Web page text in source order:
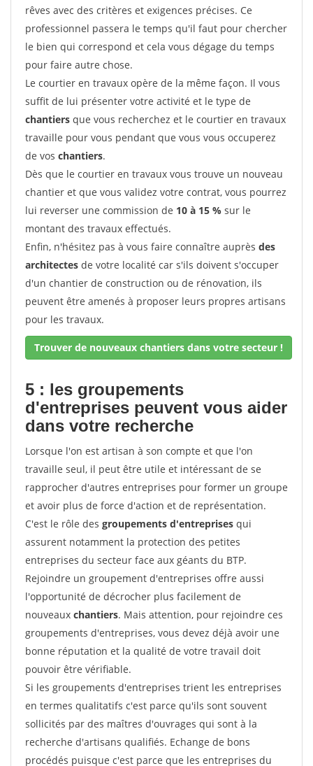
rêves avec des critères et exigences précises. Ce
professionnel passera le temps qu'il faut pour chercher
le bien qui correspond et cela vous dégage du temps
pour faire autre chose.
Le courtier en travaux opère de la même façon. Il vous
suffit de lui présenter votre activité et le type de
chantiers que vous recherchez et le courtier en travaux
travaille pour vous pendant que vous vous occuperez
de vos chantiers.
Dès que le courtier en travaux vous trouve un nouveau
chantier et que vous validez votre contrat, vous pourrez
lui reverser une commission de 10 à 15 % sur le
montant des travaux effectués.
Enfin, n'hésitez pas à vous faire connaître auprès des
architectes de votre localité car s'ils doivent s'occuper
d'un chantier de construction ou de rénovation, ils
peuvent être amenés à proposer leurs propres artisans
pour les travaux.
Trouver de nouveaux chantiers dans votre secteur !
5 : les groupements
d'entreprises peuvent vous aider
dans votre recherche
Lorsque l'on est artisan à son compte et que l'on
travaille seul, il peut être utile et intéressant de se
rapprocher d'autres entreprises pour former un groupe
et avoir plus de force d'action et de représentation.
C'est le rôle des groupements d'entreprises qui
assurent notamment la protection des petites
entreprises du secteur face aux géants du BTP.
Rejoindre un groupement d'entreprises offre aussi
l'opportunité de décrocher plus facilement de
nouveaux chantiers. Mais attention, pour rejoindre ces
groupements d'entreprises, vous devez déjà avoir une
bonne réputation et la qualité de votre travail doit
pouvoir être vérifiable.
Si les groupements d'entreprises trient les entreprises
en termes qualitatifs c'est parce qu'ils sont souvent
sollicités par des maîtres d'ouvrages qui sont à la
recherche d'artisans qualifiés. Echange de bons
procédés puisque c'est parce que les entreprises du